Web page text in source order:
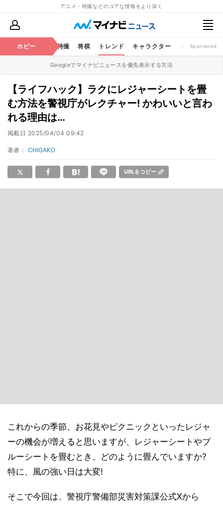
アニメ・特撮などのコアな情報をより深く
ホビー
おもちゃ 特撮 将棋 トレンド キャラクター Sponsored
Googleでマイナビニュースを優先表示する方法
【ライフハック】ラクにレジャーシートを畳
む方法を警視庁がレクチャー! かわいいと言わ
れる理由は…
掲載日 2025/04/04 09:42
著者： CHIGAKO
URLをコピー
これからの季節、お花見やピクニックといったレジャ
ーの機会が増えると思いますが、レジャーシートやブ
ルーシートを畳むとき、どのように畳んでいますか?
特に、風の強い日は大変!
そこで今回は、警視庁警備部災害対策課公式Xから